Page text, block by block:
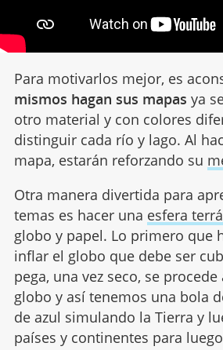
Para motivarlos mejor, es
mismos hagan sus mapas ya
otro material y con colores
distinguir cada río y lago. Al
mapa, estarán reforzando su
Otra manera divertida para
temas es hacer una esfera
globo y papel. Lo primero que
inflar el globo que debe ser
pega, una vez seco, se
globo y así tenemos una bola
de azul simulando la Tierra y
países y continentes para